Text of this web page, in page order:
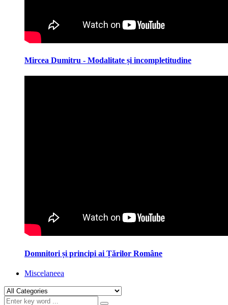
Mircea Dumitru - Modalitate și incompletitudine
Domnitori și principi ai Țărilor Române
Miscelaneea